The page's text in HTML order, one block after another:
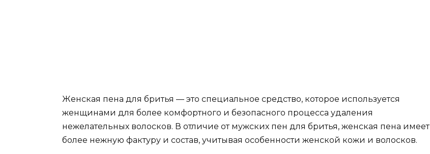
Женская пена для бритья — это специальное средство, которое используется
женщинами для более комфортного и безопасного процесса удаления
нежелательных волосков. В отличие от мужских пен для бритья, женская пена имеет
более нежную фактуру и состав, учитывая особенности женской кожи и волосков.